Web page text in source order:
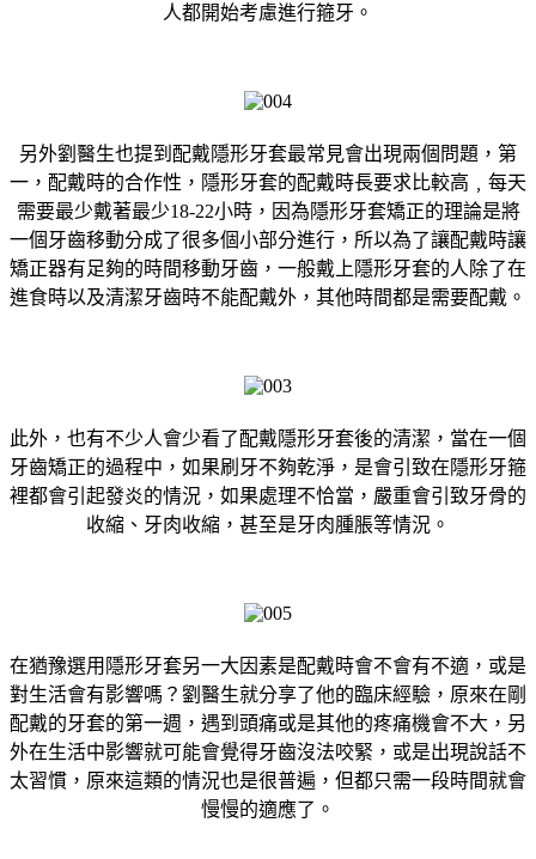
人都開始考慮進行箍牙。
另外劉醫生也提到配戴隱形牙套最常見會出現兩個問題，第
一，配戴時的合作性，隱形牙套的配戴時長要求比較高﹐每天
需要最少戴著最少18-22小時，因為隱形牙套矯正的理論是將
一個牙齒移動分成了很多個小部分進行，所以為了讓配戴時讓
矯正器有足夠的時間移動牙齒，一般戴上隱形牙套的人除了在
進食時以及清潔牙齒時不能配戴外，其他時間都是需要配戴。
此外，也有不少人會少看了配戴隱形牙套後的清潔，當在一個
牙齒矯正的過程中，如果刷牙不夠乾淨，是會引致在隱形牙箍
裡都會引起發炎的情況，如果處理不恰當，嚴重會引致牙骨的
收縮、牙肉收縮，甚至是牙肉腫脹等情況。
在猶豫選用隱形牙套另一大因素是配戴時會不會有不適，或是
對生活會有影響嗎？劉醫生就分享了他的臨床經驗，原來在剛
配戴的牙套的第一週，遇到頭痛或是其他的疼痛機會不大，另
外在生活中影響就可能會覺得牙齒沒法咬緊，或是出現說話不
太習慣，原來這類的情況也是很普遍，但都只需一段時間就會
慢慢的適應了。